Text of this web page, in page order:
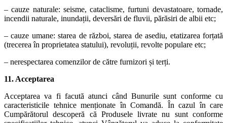
– cauze naturale: seisme, cataclisme, furtuni devastatoare, tornade,
incendii naturale, inundații, deversări de fluvii, părăsiri de albii etc;
– cauze umane: starea de război, starea de asediu, etatizarea forțată
(trecerea în proprietatea statului), revoluții, revolte populare etc;
– nerespectarea comenzilor de către furnizori și terți.
11. Acceptarea
Acceptarea va fi facută atunci când Bunurile sunt conforme cu
caracteristicile tehnice menționate în Comandă. În cazul în care
Cumpărătorul descoperă că Produsele livrate nu sunt conforme